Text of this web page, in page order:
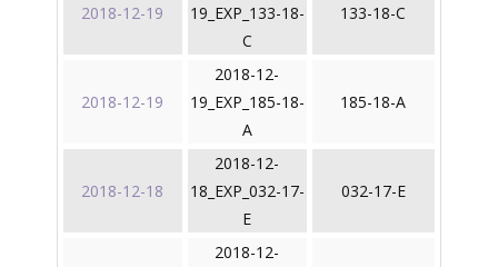
2018-12-19
19_EXP_133-18-
C
133-18-C
2018-12-19
2018-12-
19_EXP_185-18-
A
185-18-A
2018-12-18
2018-12-
18_EXP_032-17-
E
032-17-E
2018-12-